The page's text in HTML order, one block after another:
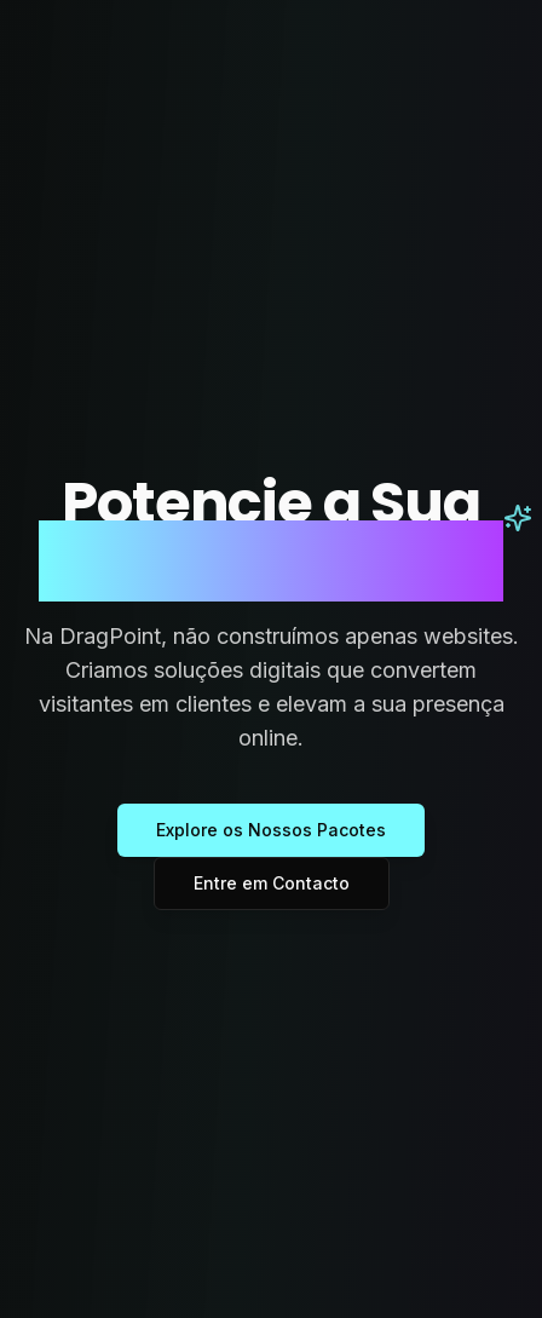
Potencie a Sua
Na DragPoint, não construímos apenas websites.
Criamos soluções digitais que convertem
visitantes em clientes e elevam a sua presença
online.
Explore os Nossos Pacotes
Entre em Contacto